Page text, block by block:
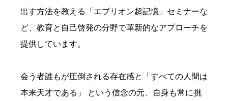
出す方法を教える「エブリオン超記憶」セミナーな
ど、教育と自己啓発の分野で革新的なアプローチを
提供しています。
会う者誰もが圧倒される存在感と「すべての人間は
本来天才である」 という信念の元、自身も常に挑